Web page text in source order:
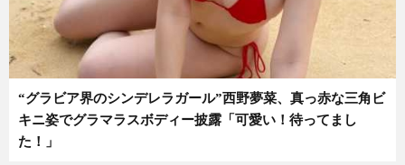
“グラビア界のシンデレラガール”西野夢菜、真っ赤な三角ビ
キニ姿でグラマラスボディー披露「可愛い！待ってまし
た！」